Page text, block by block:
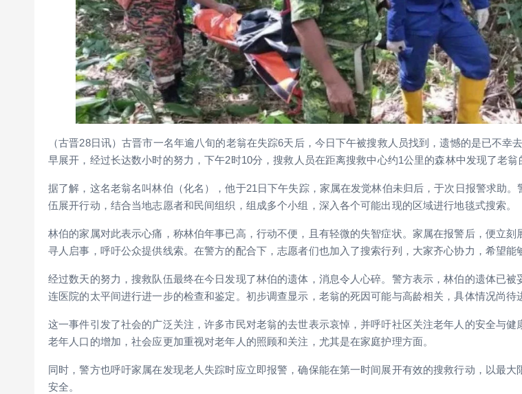
（古晋28日讯）古晋市一名年逾八旬的老翁在失踪6天后，今日下午被搜救人员找到，遗憾的是已不幸
早展开，经过长达数小时的努力，下午2时10分，搜救人员在距离搜救中心约1公里的森林中发现了老翁
据了解，这名老翁名叫林伯（化名），他于21日下午失踪，家属在发觉林伯未归后，于次日报警求助。
伍展开行动，结合当地志愿者和民间组织，组成多个小组，深入各个可能出现的区域进行地毯式搜索。
林伯的家属对此表示心痛，称林伯年事已高，行动不便，且有轻微的失智症状。家属在报警后，便立刻
寻人启事，呼吁公众提供线索。在警方的配合下，志愿者们也加入了搜索行列，大家齐心协力，希望能
经过数天的努力，搜救队伍最终在今日发现了林伯的遗体，消息令人心碎。警方表示，林伯的遗体已被
连医院的太平间进行进一步的检查和鉴定。初步调查显示，老翁的死因可能与高龄相关，具体情况尚待
这一事件引发了社会的广泛关注，许多市民对老翁的去世表示哀悼，并呼吁社区关注老年人的安全与健
老年人口的增加，社会应更加重视对老年人的照顾和关注，尤其是在家庭护理方面。
同时，警方也呼吁家属在发现老人失踪时应立即报警，确保能在第一时间展开有效的搜救行动，以最大
安全。